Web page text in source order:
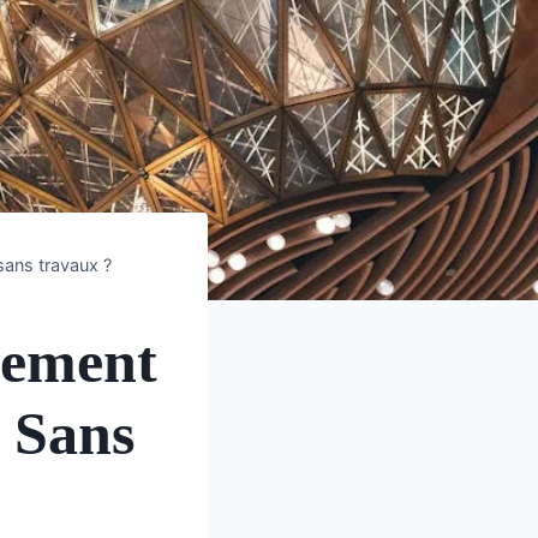
travaux ?